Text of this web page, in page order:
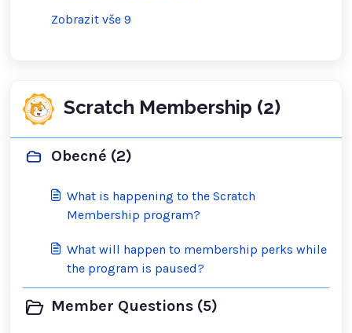
Zobrazit vše 9
Scratch Membership (2)
Obecné (2)
What is happening to the Scratch
Membership program?
What will happen to membership perks while
the program is paused?
Member Questions (5)